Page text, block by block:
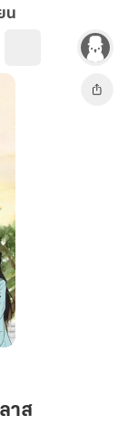
น
าส